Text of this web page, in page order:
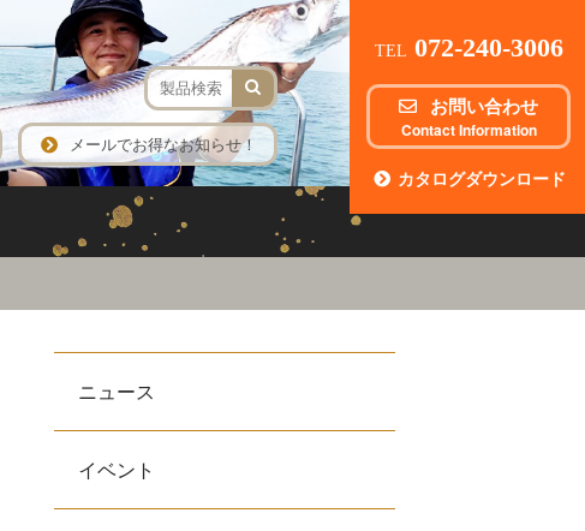
メールでお得なお知らせ！
TEL 072-240-3006
お問い合わせ
Contact Information
カタログダウンロード
ニュース
イベント